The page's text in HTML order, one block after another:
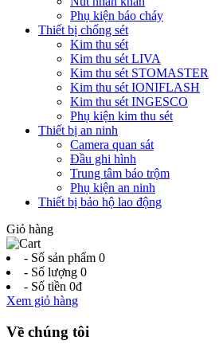
Phụ kiện báo cháy
Thiết bị chống sét
Kim thu sét
Kim thu sét LIVA
Kim thu sét STOMASTER
Kim thu sét IONIFLASH
Kim thu sét INGESCO
Phụ kiện kim thu sét
Thiết bị an ninh
Camera quan sát
Đầu ghi hình
Trung tâm báo trộm
Phụ kiện an ninh
Thiết bị bảo hộ lao động
Giỏ hàng
- Số sản phẩm 0
- Số lượng 0
- Số tiền 0đ
Xem giỏ hàng
Về chúng tôi